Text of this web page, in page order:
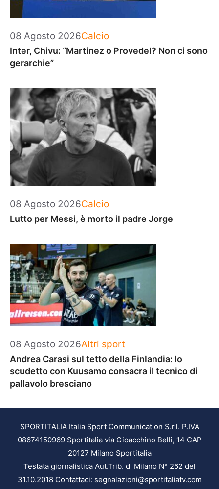
08 Agosto 2026Categorie
Calcio
Inter, Chivu: “Martinez o Provedel? Non ci sono
gerarchie”
08 Agosto 2026Categorie
Calcio
Lutto per Messi, è morto il padre Jorge
08 Agosto 2026Categorie
Altri sport
Andrea Carasi sul tetto della Finlandia: lo
scudetto con Kuusamo consacra il tecnico di
pallavolo bresciano
SPORTITALIA Italia Sport Communication S.r.l. P.IVA
08674150969 Sportitalia via Gioacchino Belli, 14 CAP
20127 Milano Sportitalia
Testata giornalistica Aut.Trib. di Milano N° 262 del
31.10.2018 Contattaci: segnalazioni@sportitaliatv.com